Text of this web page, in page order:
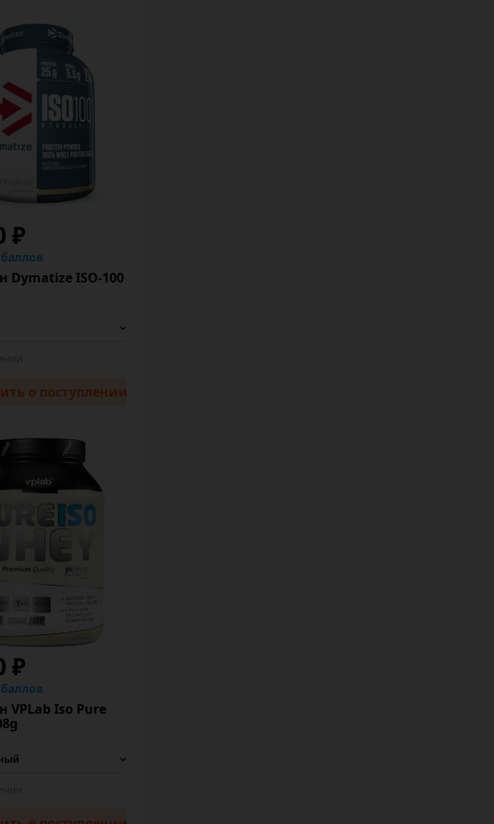
₽
Dymatize ISO-100
о поступлении
₽
VPLab Iso Pure